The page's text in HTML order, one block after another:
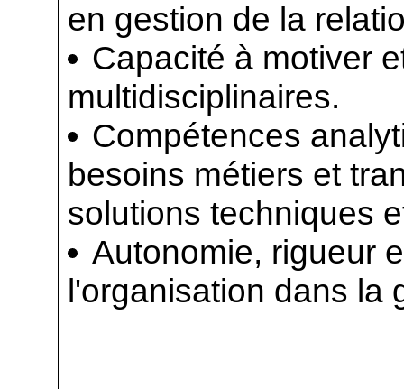
en gestion de la
Capacité à motiver
multidisciplinaires.
Compétences
besoins métiers et
solutions techniques
Autonomie, rigueur
l'organisation dans la